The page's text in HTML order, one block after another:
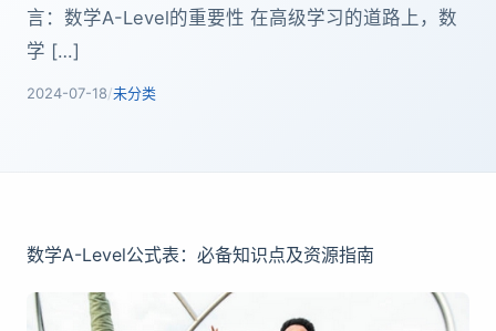
言：数学A-Level的重要性 在高级学习的道路上，数
学 […]
2024-07-18/未分类
数学A-Level公式表：必备知识点及资源指南